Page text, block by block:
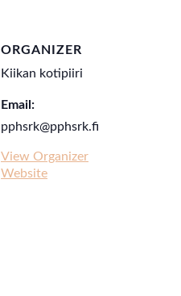
ORGANIZER
Kiikan kotipiiri
Email:
pphsrk@pphsrk.fi
View Organizer
Website